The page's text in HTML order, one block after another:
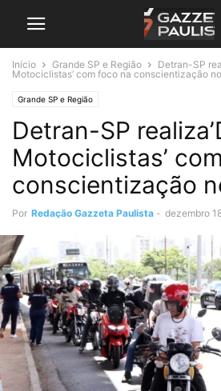
Início Grande SP e Região
Detran-SP
Motociclistas’ com foco na conscientização
Grande SP e Região
Detran-SP
Motociclistas’
conscientização
Por Redação Gazzeta Paulista - dezembro